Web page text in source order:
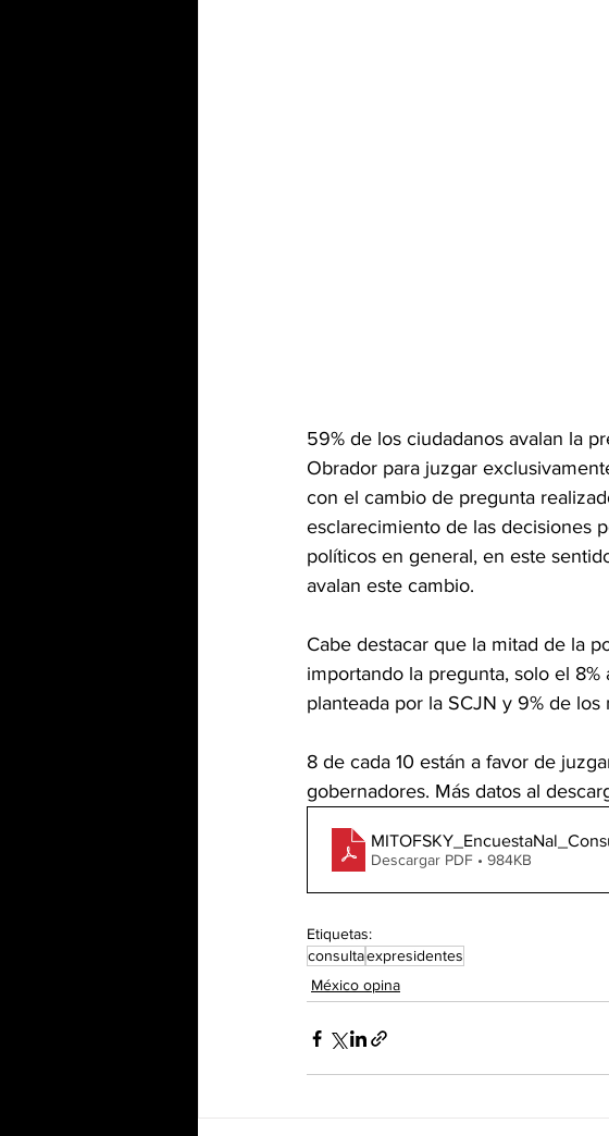
59% de los ciudadanos avalan la
Obrador para juzgar
con el cambio de pregunta
esclarecimiento de las decisiones
políticos en general, en este
avalan este cambio.
Cabe destacar que la mitad de la
importando la pregunta, solo el
planteada por la SCJN y 9% de
8 de cada 10 están a favor de
gobernadores. Más datos al
Descargar PDF • 984KB
Etiquetas:
consultaexpresidentes
México opina